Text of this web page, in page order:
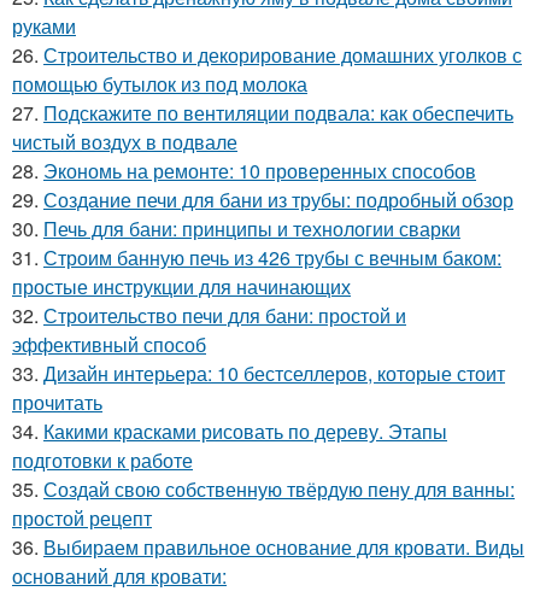
руками
26. Строительство и декорирование домашних уголков с
помощью бутылок из под молока
27. Подскажите по вентиляции подвала: как обеспечить
чистый воздух в подвале
28. Экономь на ремонте: 10 проверенных способов
29. Создание печи для бани из трубы: подробный обзор
30. Печь для бани: принципы и технологии сварки
31. Строим банную печь из 426 трубы с вечным баком:
простые инструкции для начинающих
32. Строительство печи для бани: простой и
эффективный способ
33. Дизайн интерьера: 10 бестселлеров, которые стоит
прочитать
34. Какими красками рисовать по дереву. Этапы
подготовки к работе
35. Создай свою собственную твёрдую пену для ванны:
простой рецепт
36. Выбираем правильное основание для кровати. Виды
оснований для кровати: